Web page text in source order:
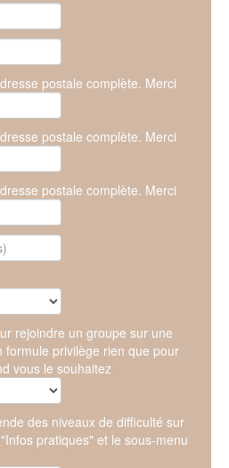
postale complète. Merci
postale complète. Merci
postale complète. Merci
rejoindre un groupe sur une
privilège rien que pour
vous le souhaitez
des niveaux de difficulté sur
pratiques" et le sous-menu